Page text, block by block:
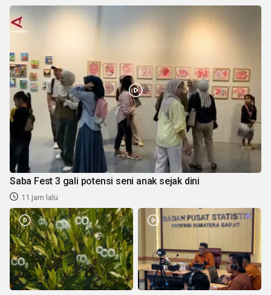
Saba Fest 3 gali potensi seni anak sejak dini
11 jam lalu